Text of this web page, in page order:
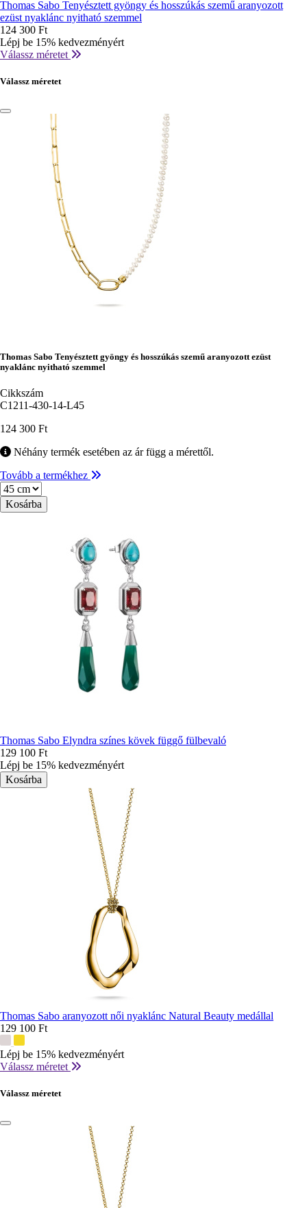
Thomas Sabo Tenyésztett gyöngy és hosszúkás szemű aranyozott
ezüst nyaklánc nyitható szemmel
124 300 Ft
Lépj be 15% kedvezményért
Válassz méretet
Válassz méretet
Thomas Sabo Tenyésztett gyöngy és hosszúkás szemű aranyozott ezüst
nyaklánc nyitható szemmel
Cikkszám
C1211-430-14-L45
124 300 Ft
Néhány termék esetében az ár függ a mérettől.
Tovább a termékhez
Méret
Thomas Sabo Elyndra színes kövek függő fülbevaló
129 100 Ft
Lépj be 15% kedvezményért
Thomas Sabo aranyozott női nyaklánc Natural Beauty medállal
129 100 Ft
színek:
Lépj be 15% kedvezményért
Válassz méretet
Válassz méretet